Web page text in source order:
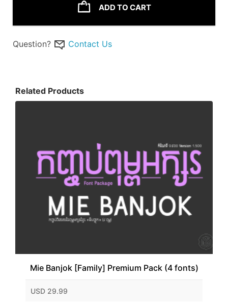
ADD TO CART
Question? Contact Us
Related Products
Mie Banjok [Family] Premium Pack (4 fonts)
USD 29.99